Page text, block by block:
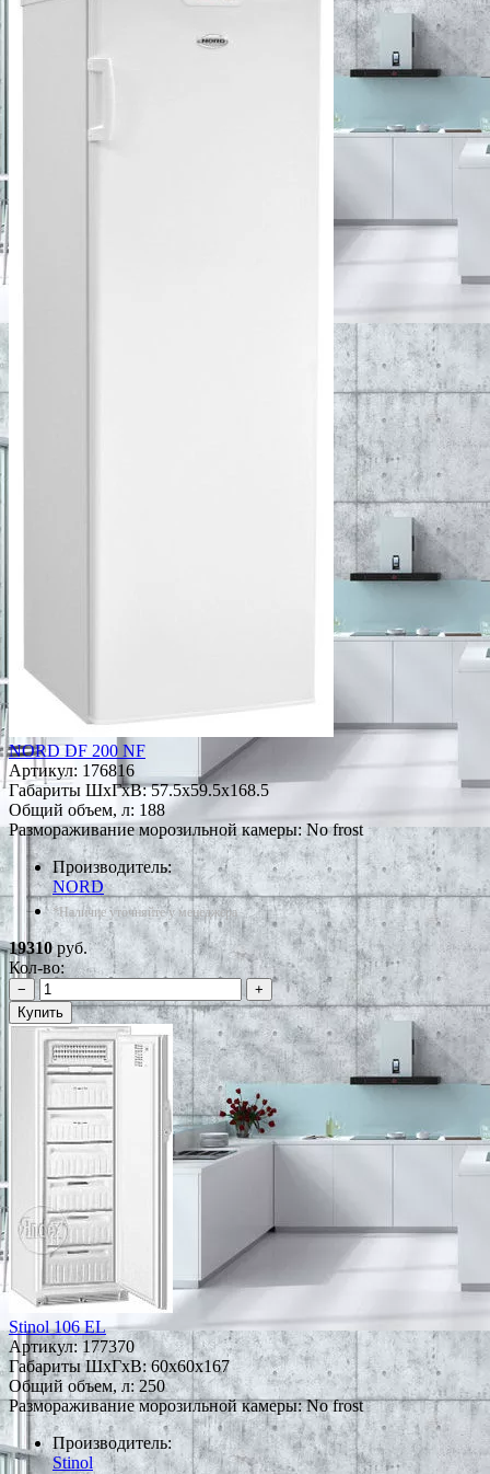
NORD DF 200 NF
Артикул: 176816
Габариты ШxГxВ: 57.5x59.5x168.5
Общий объем, л: 188
Размораживание морозильной камеры: No frost
Производитель:
NORD
*Наличие уточняйте у менеджера
19310руб.
Кол-во:
−
+
Купить
Stinol 106 EL
Артикул:177370
Габариты ШxГxВ: 60x60x167
Общий объем, л: 250
Размораживание морозильной камеры: No frost
Производитель:
Stinol